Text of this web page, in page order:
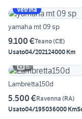
Vetrina
yamaha mt 09 sp
9.100 €Teano(CE)
Usato04/202124000 Km
6
Lambretta150d
5.500 €Ravenna (RA)
Usato04/195036000 Km